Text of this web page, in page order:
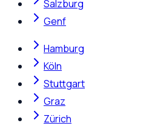
Salzburg
Genf
Hamburg
Köln
Stuttgart
Graz
Zürich